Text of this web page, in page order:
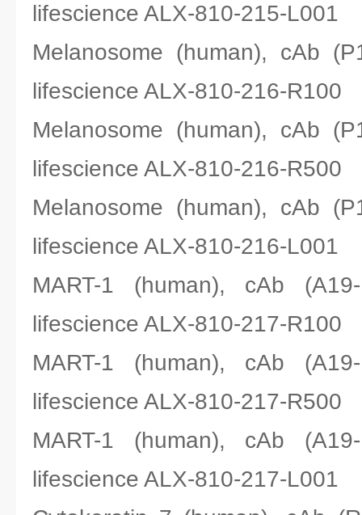
lifescience ALX-810-215-L001
Melanosome (human), cAb
lifescience ALX-810-216-R100
Melanosome (human), cAb
lifescience ALX-810-216-R500
Melanosome (human), cAb
lifescience ALX-810-216-L001
MART-1 (human), cAb
lifescience ALX-810-217-R100
MART-1 (human), cAb
lifescience ALX-810-217-R500
MART-1 (human), cAb
lifescience ALX-810-217-L001